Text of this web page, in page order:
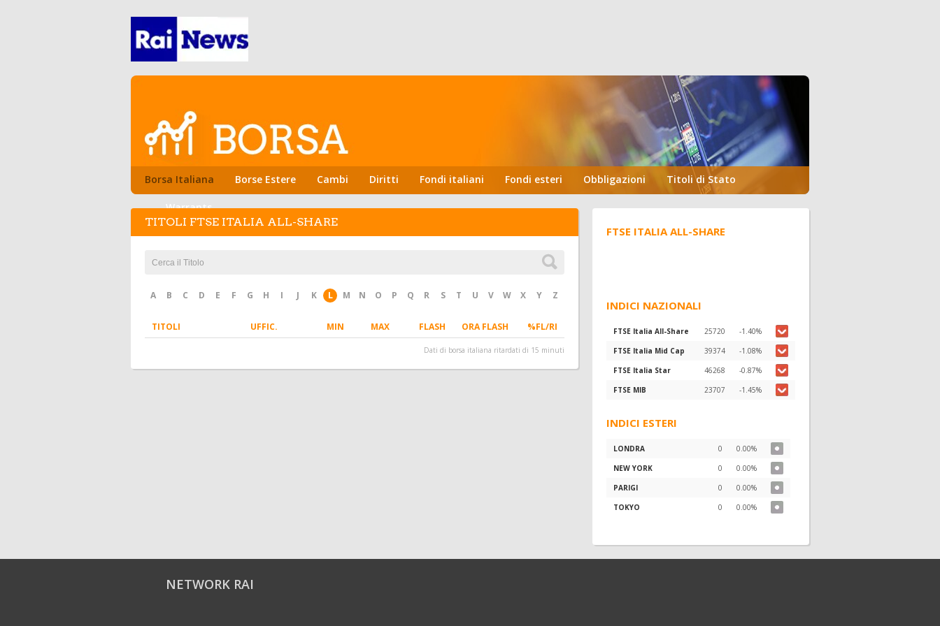
Borsa Italiana Borse Estere Cambi Diritti Fondi italiani Fondi esteri Obbligazioni Titoli di Stato
Warrants
TITOLI FTSE ITALIA ALL-SHARE
A B C D E F G H I J K L M N O P Q R S T U V W X Y Z
TITOLI UFFIC. MIN MAX FLASH ORA FLASH %FL/RI
Dati di borsa italiana ritardati di 15 minuti
FTSE ITALIA ALL-SHARE
INDICI NAZIONALI
FTSE Italia All-Share 25720
-1.40%
FTSE Italia Mid Cap
39374
-1.08%
FTSE Italia Star
46268
-0.87%
FTSE MIB
23707 -1.45%
INDICI ESTERI
LONDRA 0
0.00%
NEW YORK
0
0.00%
PARIGI
0
0.00%
TOKYO
0 0.00%
NETWORK RAI